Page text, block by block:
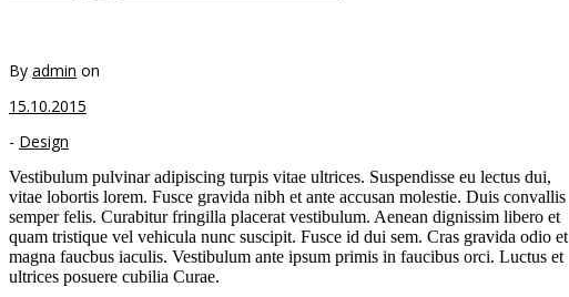
By admin on
15.10.2015
- Design
Vestibulum pulvinar adipiscing turpis vitae ultrices. Suspendisse eu lectus dui,
vitae lobortis lorem. Fusce gravida nibh et ante accusan molestie. Duis convallis
semper felis. Curabitur fringilla placerat vestibulum. Aenean dignissim libero et
quam tristique vel vehicula nunc suscipit. Fusce id dui sem. Cras gravida odio et
magna faucbus iaculis. Vestibulum ante ipsum primis in faucibus orci. Luctus et
ultrices posuere cubilia Curae.